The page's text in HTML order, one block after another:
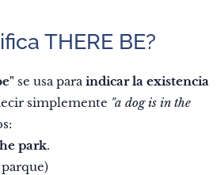
THERE BE?
se usa paraindicar la existencia
simplemente "a dog is in the
park.